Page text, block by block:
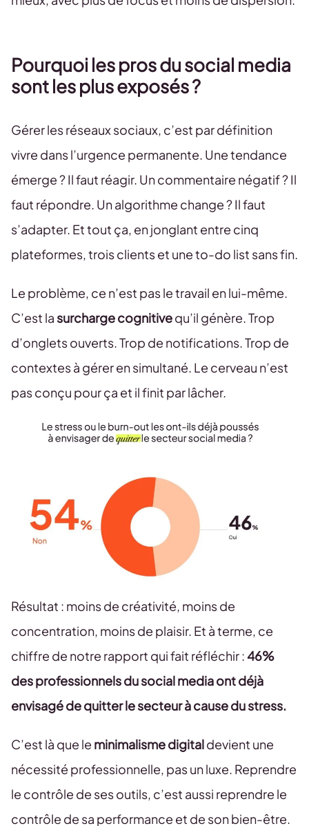
Pourquoi les pros du social media
sont les plus exposés ?
Gérer les réseaux sociaux, c’est par définition
vivre dans l’urgence permanente. Une tendance
émerge ? Il faut réagir. Un commentaire négatif ? Il
faut répondre. Un algorithme change ? Il faut
s’adapter. Et tout ça, en jonglant entre cinq
plateformes, trois clients et une to-do list sans fin.
Le problème, ce n’est pas le travail en lui-même.
C’est la surcharge cognitivequ’il génère. Trop
d’onglets ouverts. Trop de notifications. Trop de
contextes à gérer en simultané. Le cerveau n’est
pas conçu pour ça et il finit par lâcher.
Résultat : moins de créativité, moins de
concentration, moins de plaisir. Et à terme, ce
chiffre de notre rapport qui fait réfléchir :46%
des professionnels du social media ont déjà
envisagé de quitter le secteur à cause du stress.
C’est là que le minimalisme digitaldevient une
nécessité professionnelle, pas un luxe. Reprendre
le contrôle de ses outils, c’est aussi reprendre le
contrôle de sa performance et de son bien-être.